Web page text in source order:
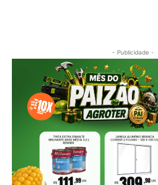
- Publicidade -